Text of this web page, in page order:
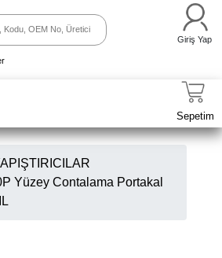
Giriş Yap
Sepetim
Yüzey Contalama Portakal